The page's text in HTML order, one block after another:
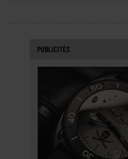
PUBLICITÉS